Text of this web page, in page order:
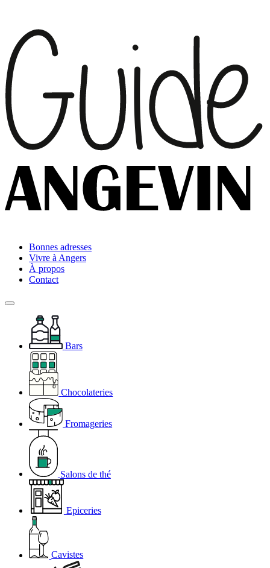
Bonnes adresses
Vivre à Angers
À propos
Contact
Bars
Chocolateries
Fromageries
Salons de thé
Epiceries
Cavistes